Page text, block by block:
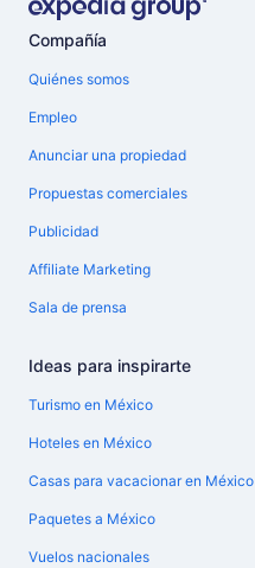
Compañía
Quiénes somos
Empleo
Anunciar una propiedad
Propuestas comerciales
Publicidad
Affiliate Marketing
Sala de prensa
Ideas para inspirarte
Turismo en México
Hoteles en México
Casas para vacacionar en México
Paquetes a México
Vuelos nacionales